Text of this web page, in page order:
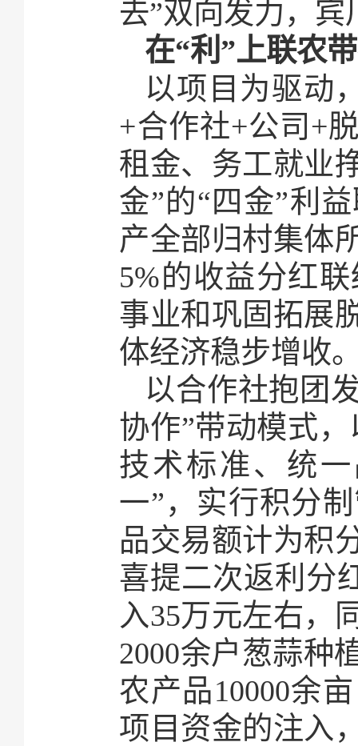
去”双向发力，
在“利”上联农
以项目为驱动
+合作社+公司+
租金、务工就业
金”的“四金”利
产全部归村集体
5%的收益分红
事业和巩固拓展
体经济稳步增收
以合作社抱团
协作”带动模式
技术标准、统
一”，实行积分
品交易额计为积
喜提二次返利分
入35万元左右，
2000余户葱蒜种
农产品10000余
项目资金的注入